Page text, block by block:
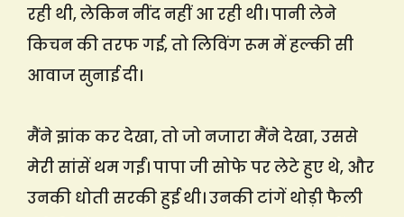
रही थी, लेकिन नींद नहीं आ रही थी। पानी लेने
किचन की तरफ गई, तो लिविंग रूम में हल्की सी
आवाज सुनाई दी।
मैंने झांक कर देखा, तो जो नजारा मैंने देखा, उससे
मेरी सांसें थम गईं। पापा जी सोफे पर लेटे हुए थे, और
उनकी धोती सरकी हुई थी। उनकी टांगें थोड़ी फैली